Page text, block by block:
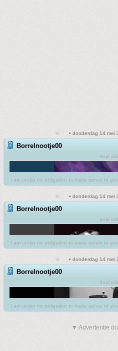
• donderdag 14 mei
Borrelnootje00
deal
'' I am under no obligation to make sense to
• donderdag 14 mei
Borrelnootje00
deal
'' I am under no obligation to make sense to
• donderdag 14 mei
Borrelnootje00
deal
'' I am under no obligation to make sense to
▼ Advertentie